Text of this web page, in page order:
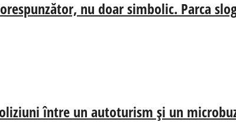
nu doar simbolic. Parca
între un autoturism și un